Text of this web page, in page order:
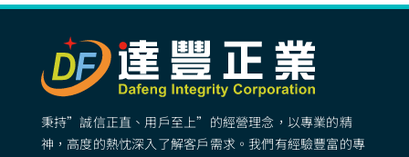
秉持”誠信正直、用戶至上”的經營理念，以專業的精
神，高度的熱忱深入了解客戶需求。我們有經驗豐富的專